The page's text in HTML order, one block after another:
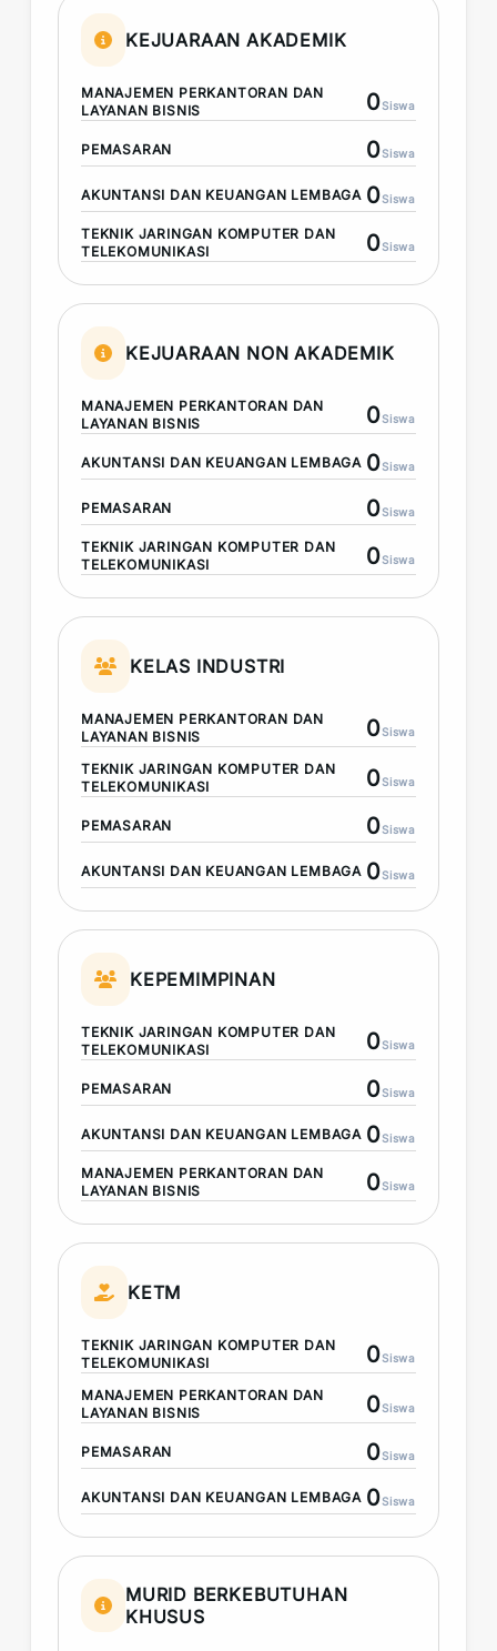
KEJUARAAN AKADEMIK
MANAJEMEN PERKANTORAN DAN
LAYANAN BISNIS
0Siswa
PEMASARAN 0Siswa
AKUNTANSI DAN KEUANGAN LEMBAGA 0Siswa
TEKNIK JARINGAN KOMPUTER DAN
TELEKOMUNIKASI
0Siswa
KEJUARAAN NON AKADEMIK
MANAJEMEN PERKANTORAN DAN
LAYANAN BISNIS
0Siswa
AKUNTANSI DAN KEUANGAN LEMBAGA 0Siswa
PEMASARAN 0Siswa
TEKNIK JARINGAN KOMPUTER DAN
TELEKOMUNIKASI
0Siswa
KELAS INDUSTRI
MANAJEMEN PERKANTORAN DAN
LAYANAN BISNIS
0Siswa
TEKNIK JARINGAN KOMPUTER DAN
TELEKOMUNIKASI
0Siswa
PEMASARAN 0Siswa
AKUNTANSI DAN KEUANGAN LEMBAGA 0Siswa
KEPEMIMPINAN
TEKNIK JARINGAN KOMPUTER DAN
TELEKOMUNIKASI
0Siswa
PEMASARAN 0Siswa
AKUNTANSI DAN KEUANGAN LEMBAGA 0Siswa
MANAJEMEN PERKANTORAN DAN
LAYANAN BISNIS
0Siswa
KETM
TEKNIK JARINGAN KOMPUTER DAN
TELEKOMUNIKASI
0Siswa
MANAJEMEN PERKANTORAN DAN
LAYANAN BISNIS
0Siswa
PEMASARAN 0Siswa
AKUNTANSI DAN KEUANGAN LEMBAGA 0Siswa
MURID BERKEBUTUHAN
KHUSUS